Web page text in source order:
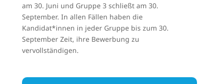
am 30. Juni und Gruppe 3 schließt am 30.
September. In allen Fällen haben die
Kandidat*innen in jeder Gruppe bis zum 30.
September Zeit, ihre Bewerbung zu
vervollständigen.